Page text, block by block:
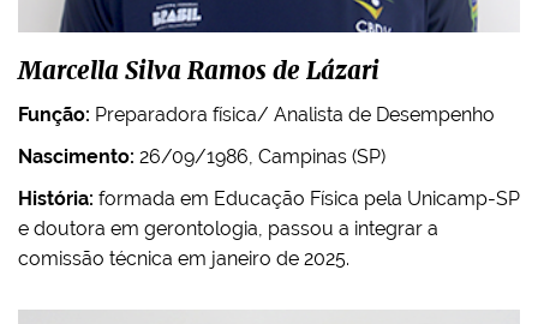
Marcella Silva Ramos de Lázari
Função: Preparadora física/ Analista de Desempenho
Nascimento: 26/09/1986, Campinas (SP)
História: formada em Educação Física pela Unicamp-SP
e doutora em gerontologia, passou a integrar a
comissão técnica em janeiro de 2025.